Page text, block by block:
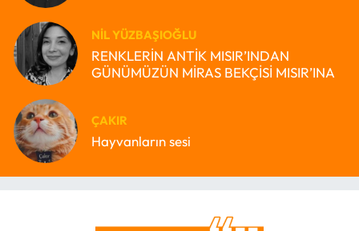
NIL YÜZBAŞIOĞLU
RENKLERİN ANTİK MISIR’INDAN
GÜNÜMÜZÜN MİRAS BEKÇİSİ MISIR’INA
ÇAKIR
Hayvanların sesi